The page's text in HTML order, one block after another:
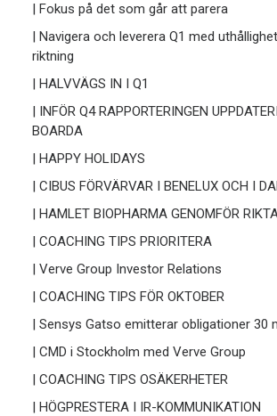
| Fokus på det som går att parera
| Navigera och leverera Q1 med
riktning
| HALVVÄGS IN I Q1
| INFÖR Q4 RAPPORTERINGEN
BOARDA
| HAPPY HOLIDAYS
| CIBUS FÖRVÄRVAR I BENELUX OCH I
| HAMLET BIOPHARMA GENOMFÖR
| COACHING TIPS PRIORITERA
| Verve Group Investor Relations
| COACHING TIPS FÖR OKTOBER
| Sensys Gatso emitterar obligationer 30
| CMD i Stockholm med Verve Group
| COACHING TIPS OSÄKERHETER
| HÖGPRESTERA I IR-KOMMUNIKATION